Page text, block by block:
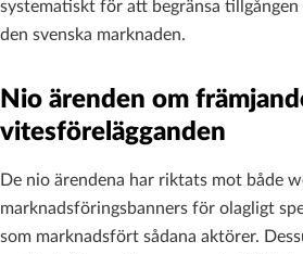
systematiskt för att begränsa
den svenska marknaden.
Nio ärenden om
vitesförelägganden
De nio ärendena har riktats mot både
marknadsföringsbanners för olagligt
som marknadsfört sådana aktörer.